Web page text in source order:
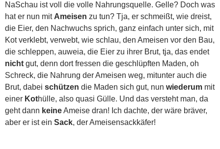
NaSchau ist voll die volle Nahrungsquelle. Gelle? Doch was
hat er nun mit Ameisen zu tun? Tja, er schmeißt, wie dreist,
die Eier, den Nachwuchs sprich, ganz einfach unter sich, mit
Kot verklebt, verwebt, wie schlau, den Ameisen vor den Bau,
die schleppen, auweia, die Eier zu ihrer Brut, tja, das endet
nicht gut, denn dort fressen die geschlüpften Maden, oh
Schreck, die Nahrung der Ameisen weg, mitunter auch die
Brut, dabei schützen die Maden sich gut, nun wiederum mit
einer Kothülle, also quasi Gülle. Und das versteht man, da
geht dann keineAmeise dran! Ich dachte, der wäre bräver,
aber er ist ein Sack, der Ameisensackkäfer!